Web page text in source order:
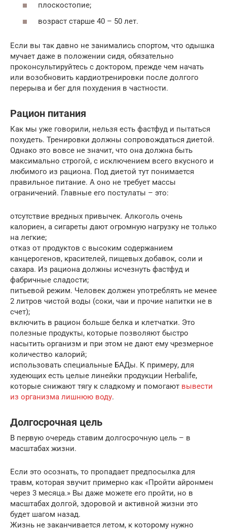
плоскостопие;
возраст старше 40 – 50 лет.
Если вы так давно не занимались спортом, что одышка
мучает даже в положении сидя, обязательно
проконсультируйтесь с доктором, прежде чем начать
или возобновить кардиотренировки после долгого
перерыва и бег для похудения в частности.
Рацион питания
Как мы уже говорили, нельзя есть фастфуд и пытаться
похудеть. Тренировки должны сопровождаться диетой.
Однако это вовсе не значит, что она должна быть
максимально строгой, с исключением всего вкусного и
любимого из рациона. Под диетой тут понимается
правильное питание. А оно не требует массы
ограничений. Главные его постулаты – это:
отсутствие вредных привычек. Алкоголь очень
калориен, а сигареты дают огромную нагрузку не только
на легкие;
отказ от продуктов с высоким содержанием
канцерогенов, красителей, пищевых добавок, соли и
сахара. Из рациона должны исчезнуть фастфуд и
фабричные сладости;
питьевой режим. Человек должен употреблять не менее
2 литров чистой воды (соки, чаи и прочие напитки не в
счет);
включить в рацион больше белка и клетчатки. Это
полезные продукты, которые позволяют быстро
насытить организм и при этом не дают ему чрезмерное
количество калорий;
использовать специальные БАДы. К примеру, для
худеющих есть целые линейки продукции Herbalife,
которые снижают тягу к сладкому и помогают вывести
из организма лишнюю воду.
Долгосрочная цель
В первую очередь ставим долгосрочную цель – в
масштабах жизни.
Если это осознать, то пропадает предпосылка для
травм, которая звучит примерно как «Пройти айронмен
через 3 месяца.» Вы даже можете его пройти, но в
масштабах долгой, здоровой и активной жизни это
будет шагом назад.
Жизнь не заканчивается летом, к которому нужно